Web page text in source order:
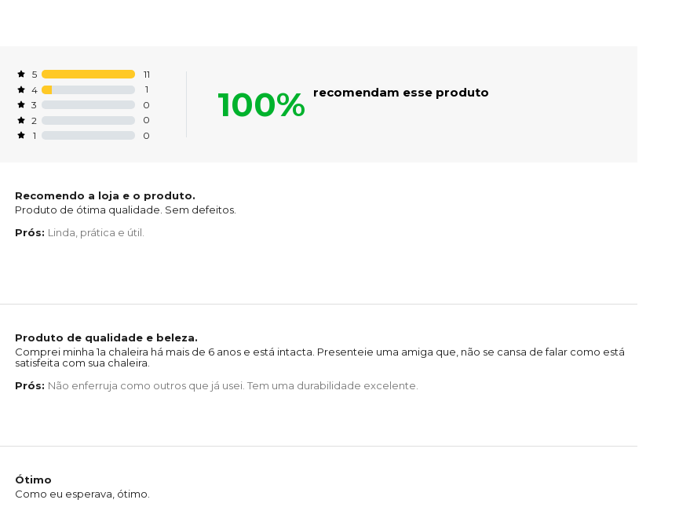
5
11
4
1
3
0
2
0
1
0
100% recomendam esse produto
Recomendo a loja e o produto.
Produto de ótima qualidade. Sem defeitos.
Prós: Linda, prática e útil.
Produto de qualidade e beleza.
Comprei minha 1a chaleira há mais de 6 anos e está intacta. Presenteie uma amiga que, não se cansa de falar como está
satisfeita com sua chaleira.
Prós: Não enferruja como outros que já usei. Tem uma durabilidade excelente.
Ótimo
Como eu esperava, ótimo.